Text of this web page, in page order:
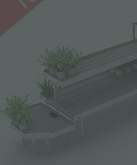
MÁS RESULTADOS PARA USTED: